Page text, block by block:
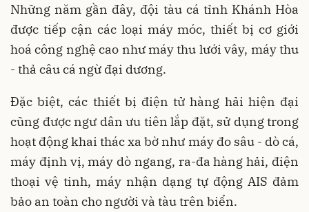
Những năm gần đây, đội tàu cá tỉnh Khánh Hòa
được tiếp cận các loại máy móc, thiết bị cơ giới
hoá công nghệ cao như máy thu lưới vây, máy thu
- thả câu cá ngừ đại dương.
Đặc biệt, các thiết bị điện tử hàng hải hiện đại
cũng được ngư dân ưu tiên lắp đặt, sử dụng trong
hoạt động khai thác xa bờ như máy đo sâu - dò cá,
máy định vị, máy dò ngang, ra-đa hàng hải, điện
thoại vệ tinh, máy nhận dạng tự động AIS đảm
bảo an toàn cho người và tàu trên biển.